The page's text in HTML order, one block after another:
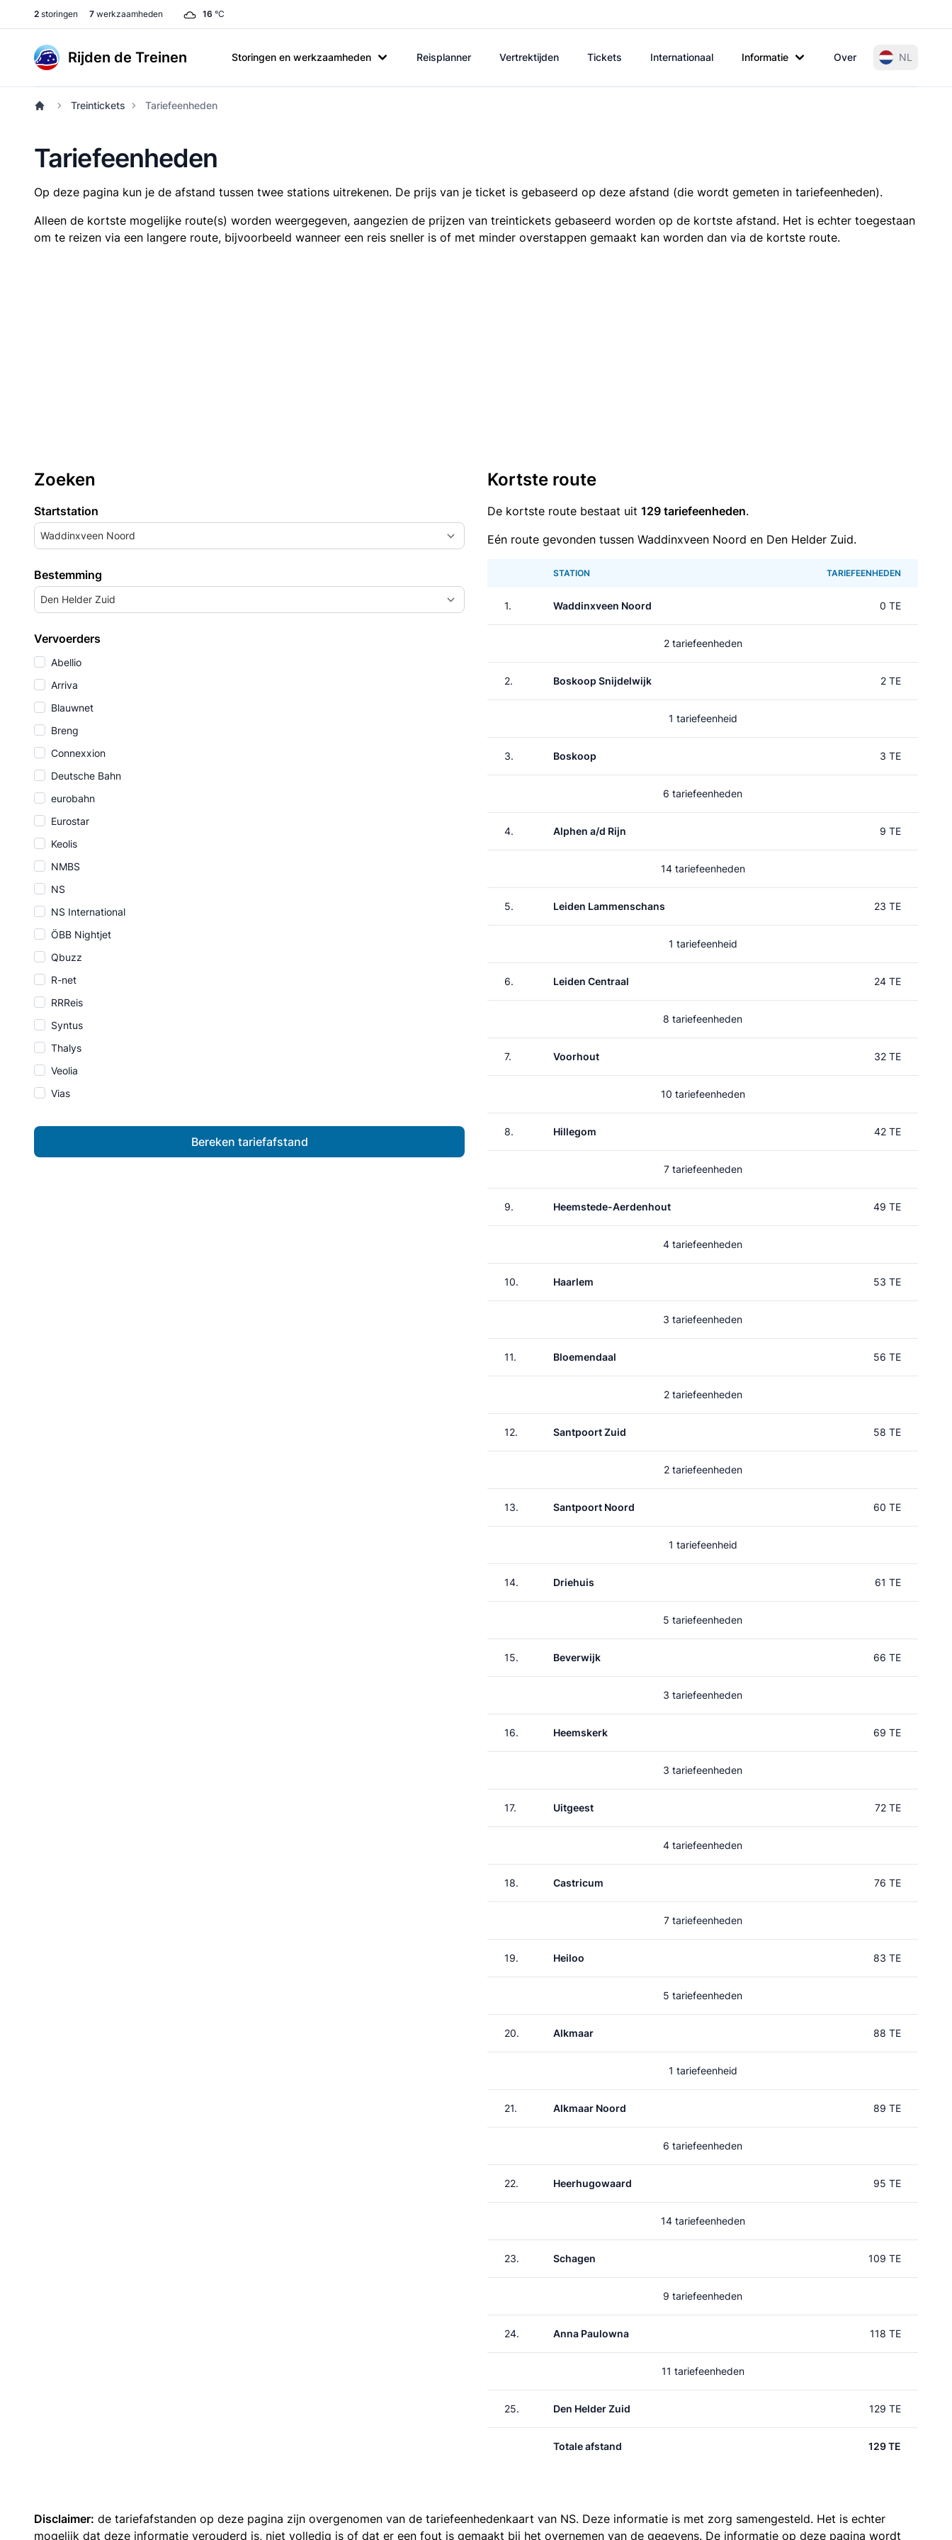
2 storingen 7 werkzaamheden 16 °C
Rijden de Treinen Storingen en werkzaamheden Reisplanner Vertrektijden Tickets Internationaal Informatie Over NL
Treintickets Tariefeenheden
Tariefeenheden
Op deze pagina kun je de afstand tussen twee stations uitrekenen. De prijs van je ticket is gebaseerd op deze afstand (die wordt gemeten in tariefeenheden).
Alleen de kortste mogelijke route(s) worden weergegeven, aangezien de prijzen van treintickets gebaseerd worden op de kortste afstand. Het is echter toegestaan
om te reizen via een langere route, bijvoorbeeld wanneer een reis sneller is of met minder overstappen gemaakt kan worden dan via de kortste route.
Zoeken
Startstation
Waddinxveen Noord
Bestemming
Den Helder Zuid
Vervoerders
Abellio
Arriva
Blauwnet
Breng
Connexxion
Deutsche Bahn
eurobahn
Eurostar
Keolis
NMBS
NS
NS International
ÖBB Nightjet
Qbuzz
R-net
RRReis
Syntus
Thalys
Veolia
Vias
Bereken tariefafstand
Kortste route
De kortste route bestaat uit 129 tariefeenheden.
Eén route gevonden tussen Waddinxveen Noord en Den Helder Zuid.
STATION TARIEFEENHEDEN
1. Waddinxveen Noord 0 TE
2 tariefeenheden
2. Boskoop Snijdelwijk 2 TE
1 tariefeenheid
3. Boskoop 3 TE
6 tariefeenheden
4. Alphen a/d Rijn 9 TE
14 tariefeenheden
5. Leiden Lammenschans 23 TE
1 tariefeenheid
6. Leiden Centraal 24 TE
8 tariefeenheden
7. Voorhout 32 TE
10 tariefeenheden
8. Hillegom 42 TE
7 tariefeenheden
9. Heemstede-Aerdenhout 49 TE
4 tariefeenheden
10. Haarlem 53 TE
3 tariefeenheden
11. Bloemendaal 56 TE
2 tariefeenheden
12. Santpoort Zuid 58 TE
2 tariefeenheden
13. Santpoort Noord 60 TE
1 tariefeenheid
14. Driehuis 61 TE
5 tariefeenheden
15. Beverwijk 66 TE
3 tariefeenheden
16. Heemskerk 69 TE
3 tariefeenheden
17. Uitgeest 72 TE
4 tariefeenheden
18. Castricum 76 TE
7 tariefeenheden
19. Heiloo 83 TE
5 tariefeenheden
20. Alkmaar 88 TE
1 tariefeenheid
21. Alkmaar Noord 89 TE
6 tariefeenheden
22. Heerhugowaard 95 TE
14 tariefeenheden
23. Schagen 109 TE
9 tariefeenheden
24. Anna Paulowna 118 TE
11 tariefeenheden
25. Den Helder Zuid 129 TE
Totale afstand 129 TE
Disclaimer: de tariefafstanden op deze pagina zijn overgenomen van de tariefeenhedenkaart van NS. Deze informatie is met zorg samengesteld. Het is echter
mogelijk dat deze informatie verouderd is, niet volledig is of dat er een fout is gemaakt bij het overnemen van de gegevens. De informatie op deze pagina wordt